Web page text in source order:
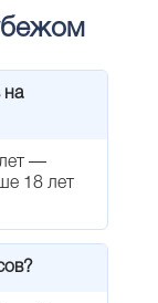
на
—
18 лет